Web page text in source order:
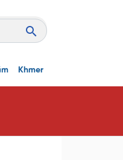
Khmer